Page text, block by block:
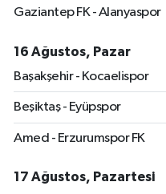
Gaziantep FK - Alanyaspor
16 Ağustos, Pazar
Başakşehir - Kocaelispor
Beşiktaş - Eyüpspor
Amed - Erzurumspor FK
17 Ağustos, Pazartesi